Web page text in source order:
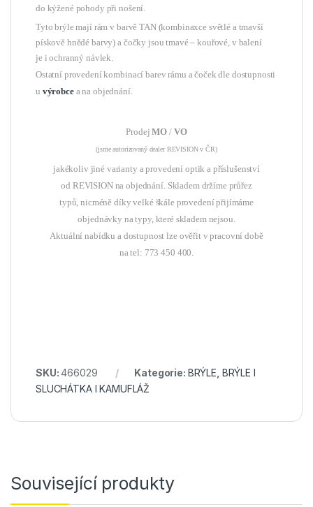
do kýžené pohody při nošení.
Tyto brýle mají rám v barvě TAN (kombinaxce světlé a tmavší
pískově hnědé barvy) a čočky jsou tmavé – kouřové, v balení
je i ochranný návlek.
Ostatní provedení kombinací barev rámu a čoček dle dostupnosti
u výrobcea na objednání.
ProdejMO / VO
(jsme autorizovaný dealer REVISION v ČR)
jakékoliv jiné varianty a provedení optik a příslušenství
od REVISION na objednání. Skladem držíme průřez
typů, nicméně díky velké škále provedení přijímáme
objednávky na typy, které skladem nejsou.
Aktuální nabídku a dostupnost lze ověřit v pracovní době
na tel: 773 450 400.
SKU:466029 Kategorie: BRÝLE BRÝLE l
SLUCHÁTKA l KAMUFLÁŽ
Související produkty